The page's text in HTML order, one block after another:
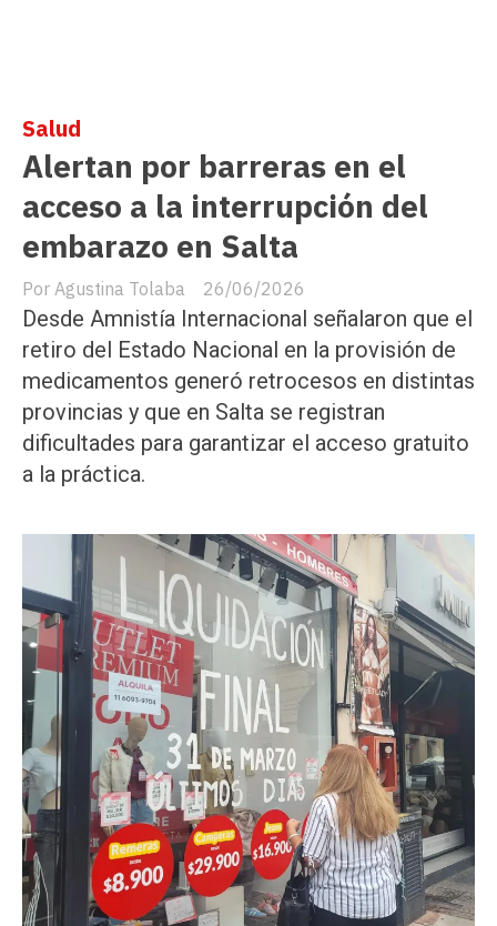
Alertan por barreras en el
acceso a la interrupción del
embarazo en Salta
Agustina Tolaba
Salud
26/06/2026
Desde Amnistía Internacional señalaron que el
retiro del Estado Nacional en la provisión de
medicamentos generó retrocesos en distintas
provincias y que en Salta se registran
dificultades para garantizar el acceso gratuito
a la práctica.